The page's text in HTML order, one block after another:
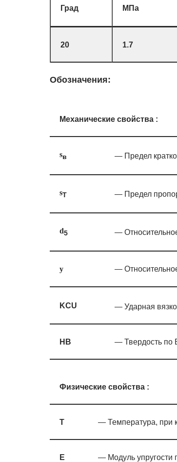
Град МПа
20 1.7
Обозначения:
Механические свойства :
sв — Предел
sT — Предел
d5 —
y —
KCU — Ударная
HB — Твердость по
Физические свойства :
T — Температура, при
E — Модуль упругости